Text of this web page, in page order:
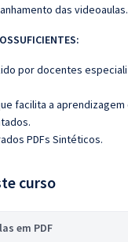
das videoaulas.
por docentes
facilita a
PDFs Sintéticos.
curso
em PDF